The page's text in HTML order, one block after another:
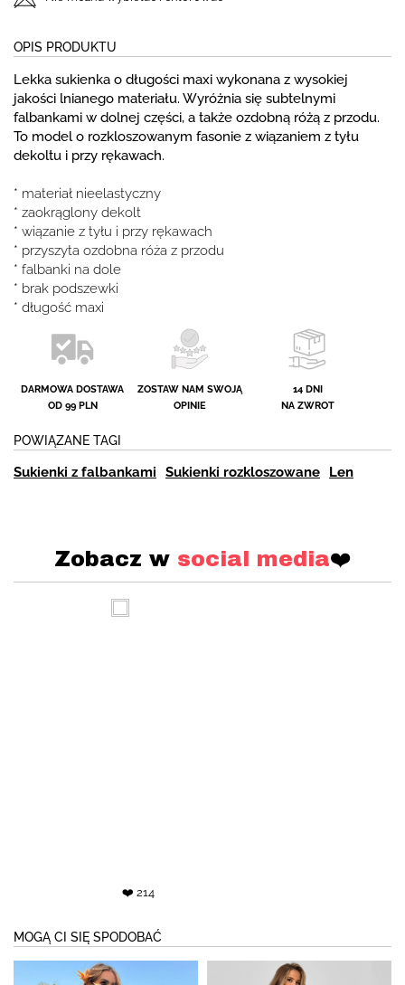
OPIS PRODUKTU
Lekka sukienka o długości maxi wykonana z wysokiej
jakości lnianego materiału. Wyróżnia się subtelnymi
falbankami w dolnej części, a także ozdobną różą z przodu.
To model o rozkloszowanym fasonie z wiązaniem z tyłu
dekoltu i przy rękawach.
* materiał nieelastyczny
* zaokrąglony dekolt
* wiązanie z tyłu i przy rękawach
* przyszyta ozdobna róża z przodu
* falbanki na dole
* brak podszewki
* długość maxi
DARMOWA DOSTAWA
OD 99 PLN
ZOSTAW NAM SWOJĄ
OPINIE
14 DNI
NA ZWROT
POWIĄZANE TAGI
Sukienki z falbankami Sukienki rozkloszowane Len
Zobacz w social media❤️
❤️ 214
MOGĄ CI SIĘ SPODOBAĆ